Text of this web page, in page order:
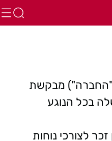
"החברה") מבקשת
בכל הנוגע
לצורכי נוחות